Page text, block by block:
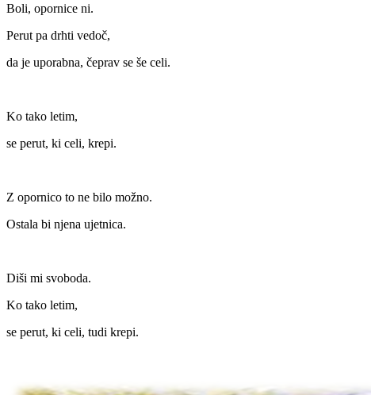
Boli, opornice ni.
Perut pa drhti vedoč,
da je uporabna, čeprav se še celi.
Ko tako letim,
se perut, ki celi, krepi.
Z opornico to ne bilo možno.
Ostala bi njena ujetnica.
Diši mi svoboda.
Ko tako letim,
se perut, ki celi, tudi krepi.